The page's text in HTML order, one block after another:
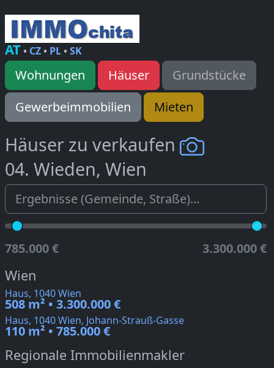
AT• CZ• PL•SK
Wohnungen Häuser
Grundstücke
Gewerbeimmobilien
Mieten
Häuser zu verkaufen
04. Wieden, Wien
785.000 € 3.300.000 €
Wien
Haus, 1040 Wien
508 m² • 3.300.000 €
Haus, 1040 Wien, Johann-Strauß-Gasse
110 m² • 785.000 €
Regionale Immobilienmakler